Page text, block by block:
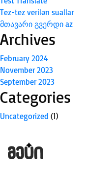
Tez-tez verilən suallar
მთავარი გვერდი az
Archives
February 2024
November 2023
September 2023
Categories
Uncategorized (1)